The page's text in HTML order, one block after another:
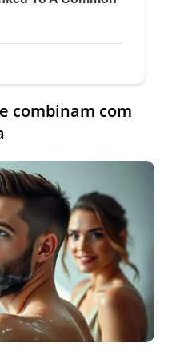
combinam com